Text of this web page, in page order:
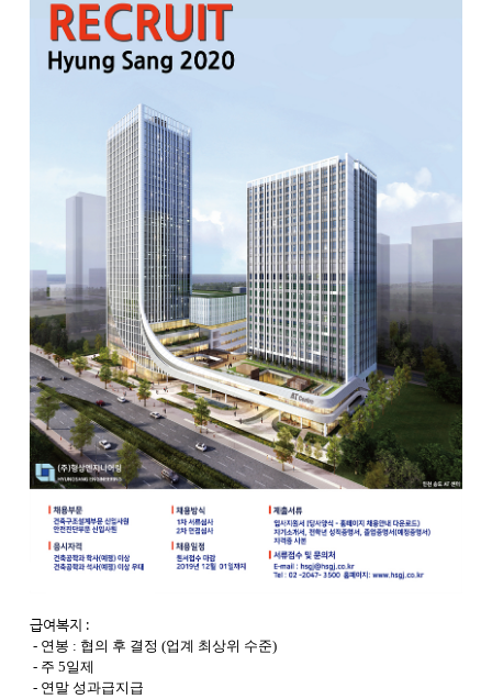
급여복지 :
- 연봉 : 협의 후 결정 (업계 최상위 수준)
- 주 5일제
- 연말 성과급지급